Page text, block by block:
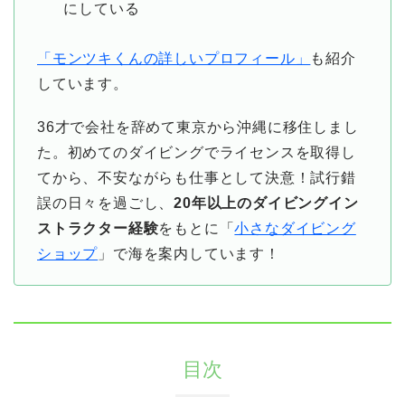
にしている
「モンツキくんの詳しいプロフィール」
も紹介
しています。
36才で会社を辞めて東京から沖縄に移住しまし
た。初めてのダイビングでライセンスを取得し
てから、不安ながらも仕事として決意！試行錯
誤の日々を過ごし、20年以上のダイビングイン
ストラクター経験をもとに「小さなダイビング
ショップ 」で海を案内しています！
目次